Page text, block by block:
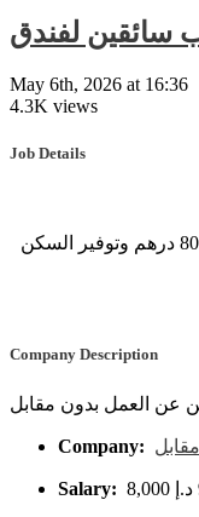
May 6th, 2026 at 16:36
4.3K views
Job Details
مطلوب سائقين لفندق في ابوظبي راتب 8000 درهم وتوفير السكن
Company Description
عن العمل بدون مقابل
Company:
Salary: